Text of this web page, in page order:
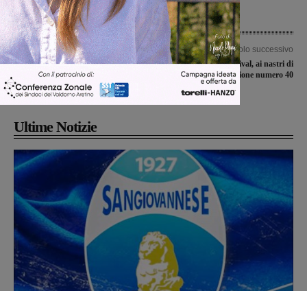
Articolo precedente
Tredicenne caduto dal ponte di
Annibale: le foto della zona. Indagini
in corso
Articolo successivo
Valdarno Jazz Festival, ai nastri di
partenza l’edizione numero 40
Ultime Notizie